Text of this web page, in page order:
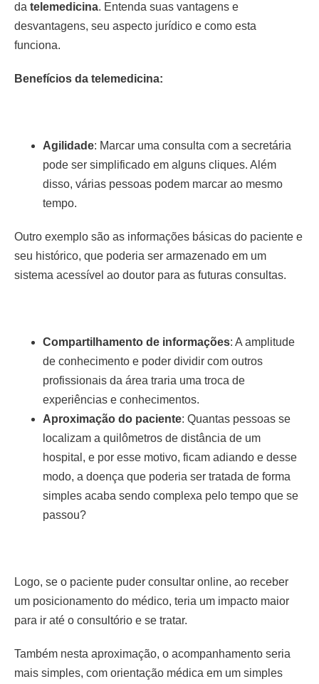
da telemedicina. Entenda suas vantagens e
desvantagens, seu aspecto jurídico e como esta
funciona.
Benefícios da telemedicina:
Agilidade: Marcar uma consulta com a secretária
pode ser simplificado em alguns cliques. Além
disso, várias pessoas podem marcar ao mesmo
tempo.
Outro exemplo são as informações básicas do paciente e
seu histórico, que poderia ser armazenado em um
sistema acessível ao doutor para as futuras consultas.
Compartilhamento de informações: A amplitude
de conhecimento e poder dividir com outros
profissionais da área traria uma troca de
experiências e conhecimentos.
Aproximação do paciente: Quantas pessoas se
localizam a quilômetros de distância de um
hospital, e por esse motivo, ficam adiando e desse
modo, a doença que poderia ser tratada de forma
simples acaba sendo complexa pelo tempo que se
passou?
Logo, se o paciente puder consultar online, ao receber
um posicionamento do médico, teria um impacto maior
para ir até o consultório e se tratar.
Também nesta aproximação, o acompanhamento seria
mais simples, com orientação médica em um simples